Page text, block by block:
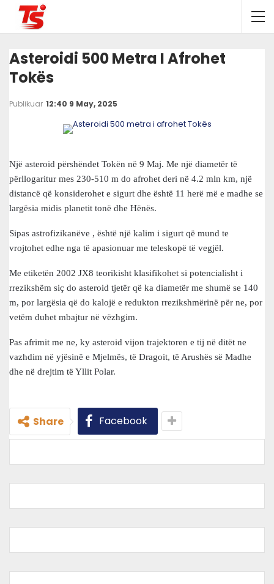
Asteroidi 500 Metra I Afrohet
Tokës
Publikuar 12:40 9 May, 2025
Një asteroid përshëndet Tokën në 9 Maj. Me një diametër të
përllogaritur mes 230-510 m do afrohet deri në 4.2 mln km, një
distancë që konsiderohet e sigurt dhe është 11 herë më e madhe se
largësia midis planetit tonë dhe Hënës.
Sipas astrofizikanëve , është një kalim i sigurt që mund te
vrojtohet edhe nga të apasionuar me teleskopë të vegjël.
Me etiketën 2002 JX8 teorikisht klasifikohet si potencialisht i
rrezikshëm siç do asteroid tjetër që ka diametër me shumë se 140
m, por largësia që do kalojë e redukton rrezikshmërinë për ne, por
vetëm duhet mbajtur në vëzhgim.
Pas afrimit me ne, ky asteroid vijon trajektoren e tij në ditët ne
vazhdim në yjësinë e Mjelmës, të Dragoit, të Arushës së Madhe
dhe në drejtim të Yllit Polar.
Share Facebook